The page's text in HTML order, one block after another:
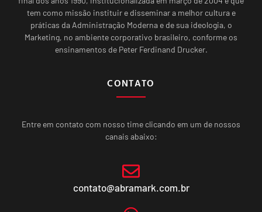
tem como missão instituir e disseminar a melhor cultura e
práticas da Administração Moderna e de sua ideologia, o
Marketing, no ambiente corporativo brasileiro, conforme os
ensinamentos de Peter Ferdinand Drucker.
CONTATO
Entre em contato com nosso time clicando em um de nossos
canais abaixo:
contato@abramark.com.br